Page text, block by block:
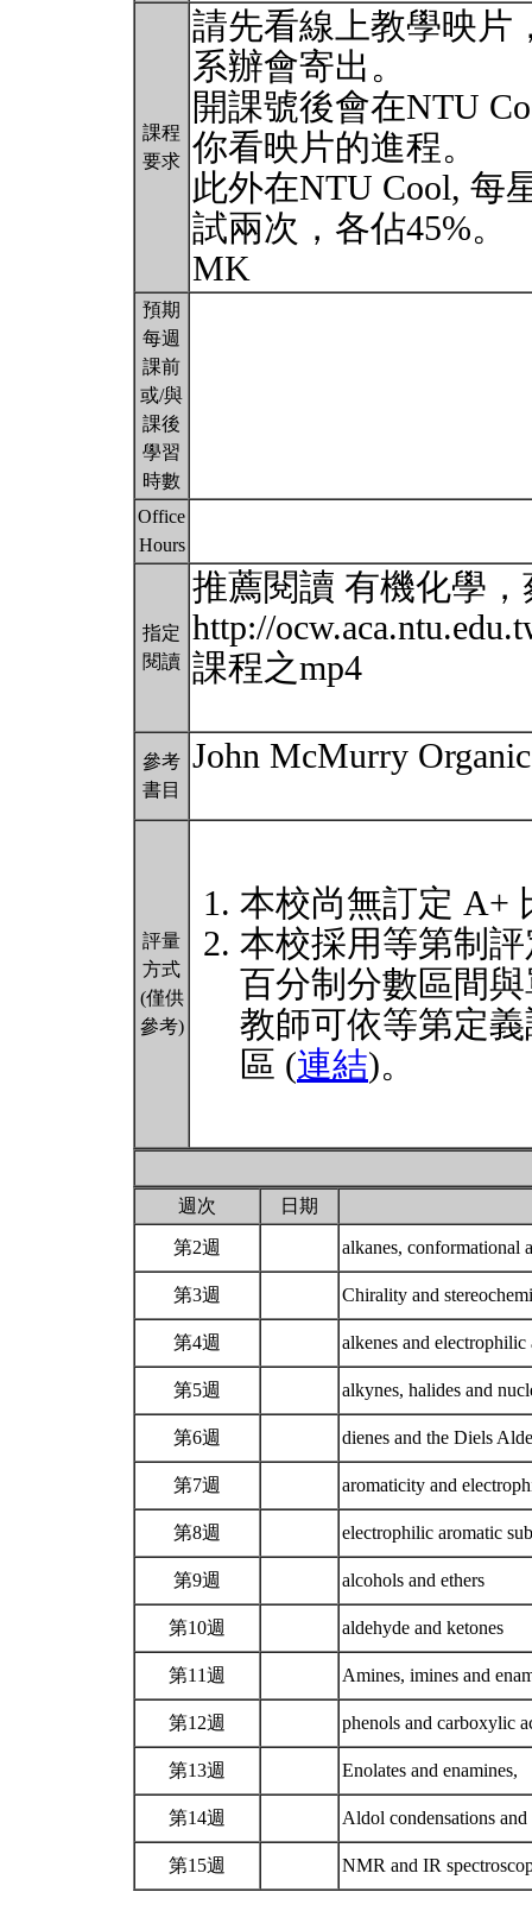
課程
要求
請先看線上教學映片
系辦會寄出。
開課號後會在NTU
你看映片的進程。
此外在NTU Cool, 每
試兩次，各佔45%。
MK
預期
每週
課前
或/與
課後
學習
時數
Office
Hours
指定
閱讀
推薦閱讀 有機化學
http://
課程之mp4
參考
書目
John McMurry
評量
方式
(僅供
參考)
本校尚無訂定 A+
本校採用等第制
百分制分數區間
教師可依等第定
區 (連結)。
週次 日期
第2週 alkanes, conformational
第3週 Chirality and
第4週 alkenes and
第5週 alkynes, halides and
第6週 dienes and the Diels
第7週 aromaticity and
第8週 electrophilic aromatic
第9週 alcohols and ethers
第10週 aldehyde and ketones
第11週 Amines, imines and
第12週 phenols and carboxylic
第13週 Enolates and enamines,
第14週 Aldol condensations
第15週 NMR and IR